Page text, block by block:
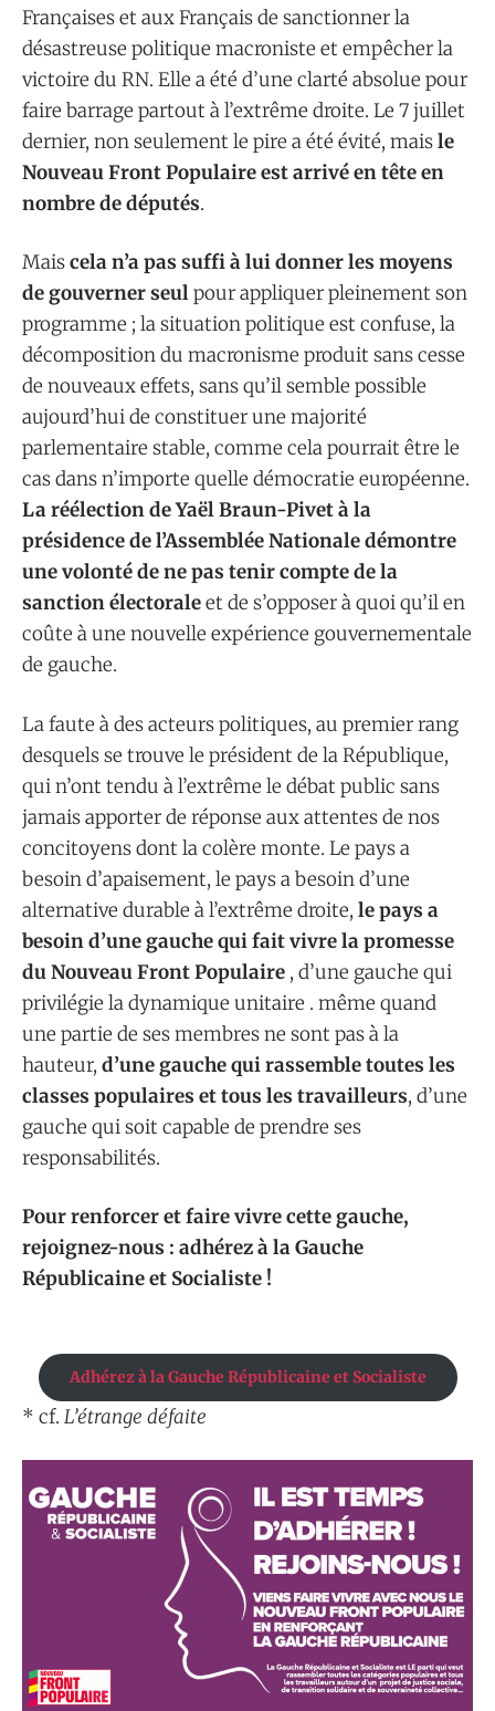
Françaises et aux Français de sanctionner la
désastreuse politique macroniste et empêcher la
victoire du RN. Elle a été d’une clarté absolue pour
faire barrage partout à l’extrême droite. Le 7 juillet
dernier, non seulement le pire a été évité, maisle
Nouveau Front Populaire est arrivé en tête en
nombre de députés.
Maiscela n’a pas suffi à lui donner les moyens
de gouverner seulpour appliquer pleinement son
programme ; la situation politique est confuse, la
décomposition du macronisme produit sans cesse
de nouveaux effets, sans qu’il semble possible
aujourd’hui de constituer une majorité
parlementaire stable, comme cela pourrait être le
cas dans n’importe quelle démocratie européenne.
La réélection de Yaël Braun-Pivet à la
présidence de l’Assemblée Nationale démontre
une volonté de ne pas tenir compte de la
sanction électoraleet de s’opposer à quoi qu’il en
coûte à une nouvelle expérience gouvernementale
de gauche.
La faute à des acteurs politiques, au premier rang
desquels se trouve le président de la République,
qui n’ont tendu à l’extrême le débat public sans
jamais apporter de réponse aux attentes de nos
concitoyens dont la colère monte. Le pays a
besoin d’apaisement, le pays a besoin d’une
alternative durable à l’extrême droite, le pays a
besoin d’une gauche qui fait vivre la promesse
du Nouveau Front Populaire , d’une gauche qui
privilégie la dynamique unitaire . même quand
une partie de ses membres ne sont pas à la
hauteur, d’une gauche qui rassemble toutes les
classes populaires et tous les travailleurs, d’une
gauche qui soit capable de prendre ses
responsabilités.
Pour renforcer et faire vivre cette gauche,
rejoignez-nous : adhérez à la Gauche
Républicaine et Socialiste !
Adhérez à la Gauche Républicaine et Socialiste
* cf. L’étrange défaite